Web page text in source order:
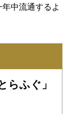
中流通するよ
らふぐ」